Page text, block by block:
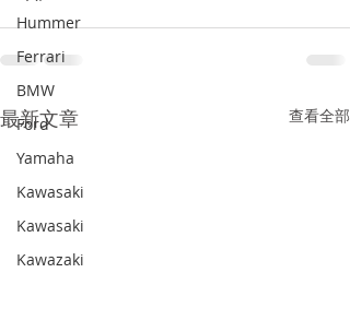
Hummer
Ferrari
BMW
Ford
Yamaha
Kawasaki
Kawasaki
Kawazaki
最新文章 查看全部